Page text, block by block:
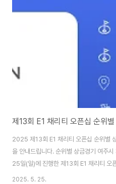
2025 제13회 E1 채리티 오픈십 순위별
을 안내드립니다. 순위별 상금경기 여
25일(일)에 진행한 제13회 E1 채리티 오
1억 8천만 원 입니다. 이번 우승자 박현경
2025. 5. 25.